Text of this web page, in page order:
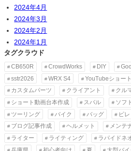
2024年4月
2024年3月
2024年2月
2024年1月
タグクラウド
CB650R CrowdWorks DIY
sstr2026
WRX S4 YouTubeショート
カスタムパーツ
クライアント クル
ショート動画台本作成
スバル ソフ
ツーリング
バイク バッグ ピレ
ブログ記事作成
ヘルメット メンテ
ライター
ライティング ラパイドネ